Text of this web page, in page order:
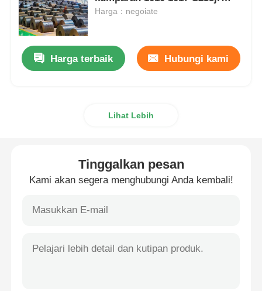
Kumparan Baja PPGI
Kumparan baja karbon
Tumpukan Lembaran Baja
Bar Baja Perkuat
batang sudut baja karbon
S275jr Ss330 Ss440
Harga：negoiate
Harga terbaik Hubungi kami
Lihat Lebih
Tinggalkan pesan
Kami akan segera menghubungi Anda kembali!